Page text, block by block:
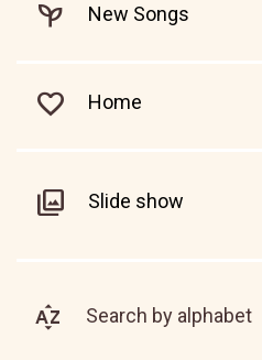
New Songs
Home
Slide show
Search by alphabet